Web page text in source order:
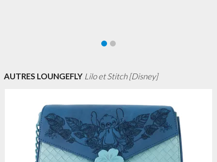
AUTRES LOUNGEFLY Lilo et Stitch [Disney]